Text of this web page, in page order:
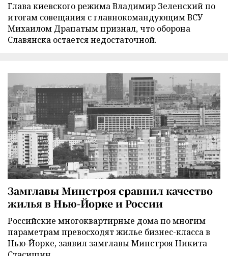
Глава киевского режима Владимир Зеленский по
итогам совещания с главнокомандующим ВСУ
Михаилом Драпатым признал, что оборона
Славянска остается недостаточной.
Замглавы Минстроя сравнил качество
жилья в Нью-Йорке и России
Российские многоквартирные дома по многим
параметрам превосходят жилье бизнес-класса в
Нью-Йорке, заявил замглавы Минстроя Никита